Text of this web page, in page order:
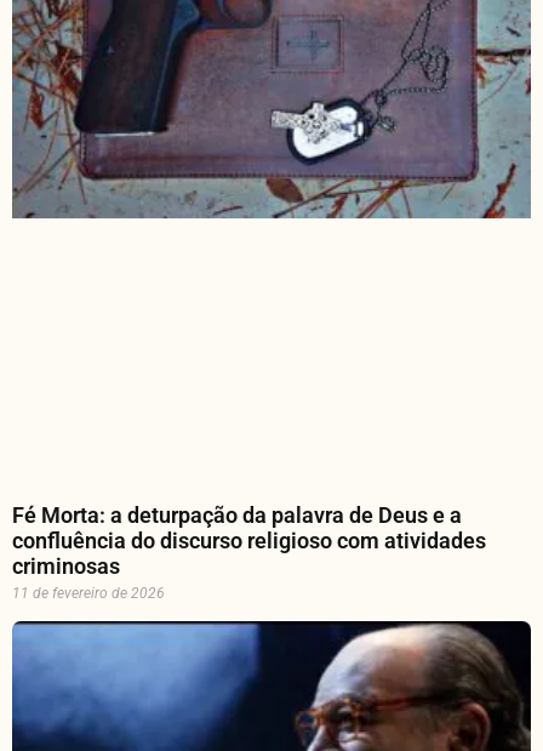
Fé Morta: a deturpação da palavra de Deus e a
confluência do discurso religioso com atividades
criminosas
11 de fevereiro de 2026